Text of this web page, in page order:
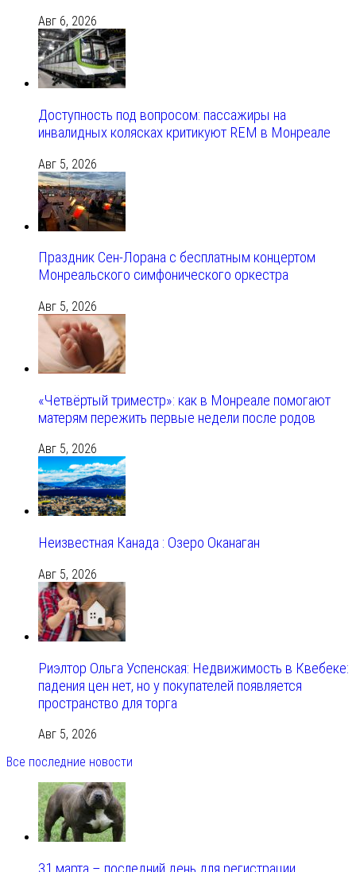
Авг 6, 2026
Доступность под вопросом: пассажиры на
инвалидных колясках критикуют REM в Монреале
Авг 5, 2026
Праздник Сен-Лорана с бесплатным концертом
Монреальского симфонического оркестра
Авг 5, 2026
«Четвёртый триместр»: как в Монреале помогают
матерям пережить первые недели после родов
Авг 5, 2026
Неизвестная Канада : Озеро Оканаган
Авг 5, 2026
Риэлтор Ольга Успенская: Недвижимость в Квебеке:
падения цен нет, но у покупателей появляется
пространство для торга
Авг 5, 2026
Все последние новости